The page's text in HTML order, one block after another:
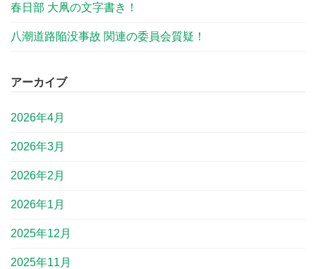
春日部 大凧の文字書き！
八潮道路陥没事故 関連の委員会質疑！
アーカイブ
2026年4月
2026年3月
2026年2月
2026年1月
2025年12月
2025年11月